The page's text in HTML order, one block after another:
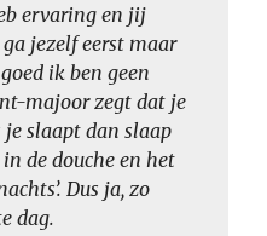
ervaring en jij
jezelf eerst maar
ik ben geen
majoor zegt dat je
slaapt dan slaap
de douche en het
Dus ja, zo
dag.